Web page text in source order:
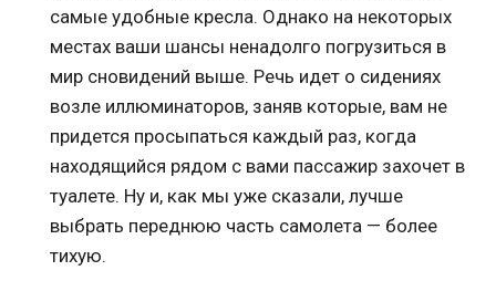
самые удобные кресла. Однако на некоторых
местах ваши шансы ненадолго погрузиться в
мир сновидений выше. Речь идет о сидениях
возле иллюминаторов, заняв которые, вам не
придется просыпаться каждый раз, когда
находящийся рядом с вами пассажир захочет в
туалете. Ну и, как мы уже сказали, лучше
выбрать переднюю часть самолета — более
тихую.